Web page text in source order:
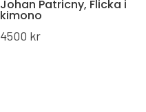
Johan Patricny, Flicka i
kimono
4500 kr